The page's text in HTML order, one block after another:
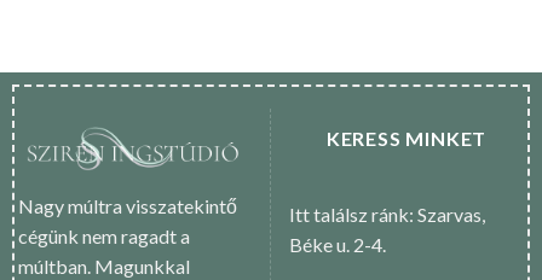
Nagy múltra visszatekintő
cégünk nem ragadt a
múltban. Magunkkal
KERESS MINKET
Itt találsz ránk: Szarvas,
Béke u. 2-4.